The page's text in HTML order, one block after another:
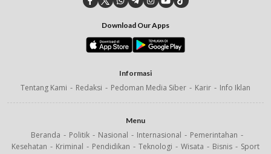
Download Our Apps
Informasi
Tentang Kami Redaksi Pedoman Media Siber Karir Info Iklan
Menu
Beranda Politik Nasional Internasional
Pemerintahan
Kesehatan
Kriminal Pendidikan Teknologi Wisata Bisnis Sport